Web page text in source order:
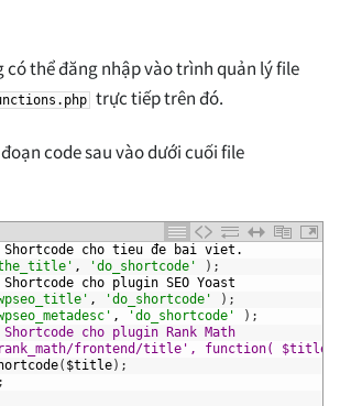
có thể đăng nhập vào trình quản lý file
trực tiếp trên đó.
code sau vào dưới cuối file
Shortcode cho tieu đe bai viet.
, 'do_shortcode' ) ;
Shortcode cho plugin SEO Yoast
, 'do_shortcode' ) ;
, 'do_shortcode' ) ;
cho plugin Rank Math
frontend/title', function(
( $title) ;
;